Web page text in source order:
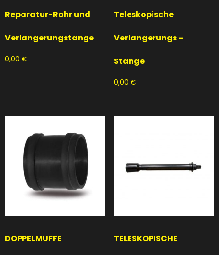
Reparatur-Rohr und
Verlangerungstange
0,00 €
Teleskopische
Verlangerungs –
Stange
0,00 €
DOPPELMUFFE TELESKOPISCHE